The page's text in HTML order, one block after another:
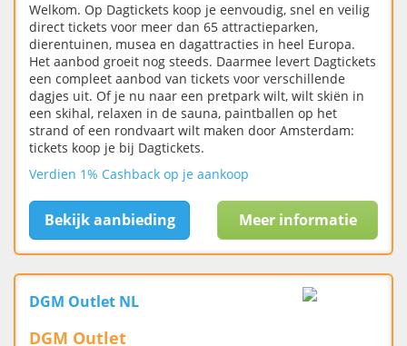
Welkom. Op Dagtickets koop je eenvoudig, snel en veilig
direct tickets voor meer dan 65 attractieparken,
dierentuinen, musea en dagattracties in heel Europa.
Het aanbod groeit nog steeds. Daarmee levert Dagtickets
een compleet aanbod van tickets voor verschillende
dagjes uit. Of je nu naar een pretpark wilt, wilt skiën in
een skihal, relaxen in de sauna, paintballen op het
strand of een rondvaart wilt maken door Amsterdam:
tickets koop je bij Dagtickets.
Verdien 1% Cashback op je aankoop
Bekijk aanbieding Meer informatie
DGM Outlet NL
DGM Outlet